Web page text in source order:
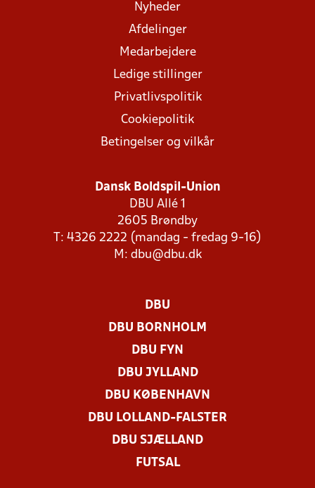
Nyheder
Afdelinger
Medarbejdere
Ledige stillinger
Privatlivspolitik
Cookiepolitik
Betingelser og vilkår
Dansk Boldspil-Union
DBU Allé 1
2605 Brøndby
T: 4326 2222 (mandag - fredag 9-16)
M: dbu@dbu.dk
DBU
DBU BORNHOLM
DBU FYN
DBU JYLLAND
DBU KØBENHAVN
DBU LOLLAND-FALSTER
DBU SJÆLLAND
FUTSAL